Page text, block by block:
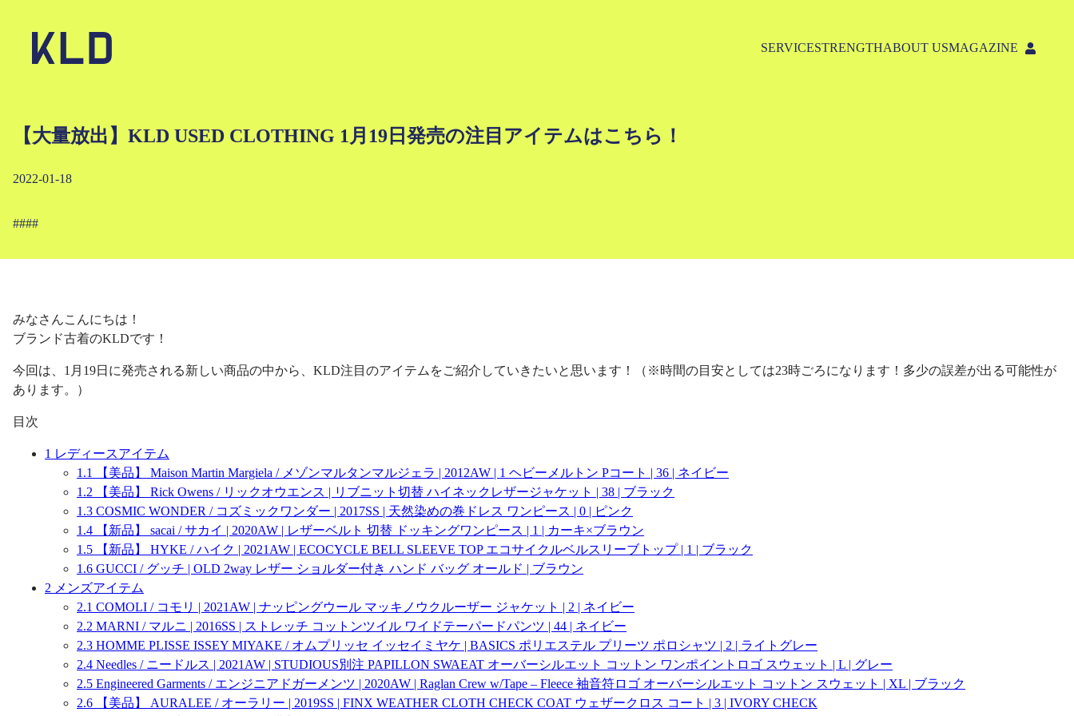
SERVICESTRENGTHABOUT USMAGAZINE
【大量放出】KLD USED CLOTHING 1月19日発売の注目アイテムはこちら！
2022-01-18
####
みなさんこんにちは！
ブランド古着のKLDです！
今回は、1月19日に発売される新しい商品の中から、KLD注目のアイテムをご紹介していきたいと思います！（※時間の目安としては23時ごろになります！多少の誤差が出る可能性が
あります。）
目次
1 レディースアイテム
1.1
【美品】 Maison Martin Margiela / メゾンマルタンマルジェラ | 2012AW | 1 ヘビーメルトン Pコート | 36 | ネイビー
1.2 【美品】 Rick Owens / リックオウエンス | リブニット切替 ハイネックレザージャケット | 38 | ブラック
1.3 COSMIC WONDER / コズミックワンダー | 2017SS | 天然染めの巻ドレス ワンピース | 0 | ピンク
1.4 【新品】 sacai / サカイ | 2020AW | レザーベルト 切替 ドッキングワンピース | 1 | カーキ×ブラウン
1.5 【新品】 HYKE / ハイク | 2021AW | ECOCYCLE BELL SLEEVE TOP エコサイクルベルスリーブトップ | 1 | ブラック
1.6 GUCCI / グッチ | OLD 2way レザー ショルダー付き ハンド バッグ オールド | ブラウン
2 メンズアイテム
2.1 COMOLI / コモリ | 2021AW | ナッピングウール マッキノウクルーザー ジャケット | 2 | ネイビー
2.2 MARNI / マルニ | 2016SS | ストレッチ コットンツイル ワイドテーパードパンツ | 44 | ネイビー
2.3 HOMME PLISSE ISSEY MIYAKE / オムプリッセ イッセイミヤケ | BASICS ポリエステル プリーツ ポロシャツ | 2 | ライトグレー
2.4 Needles / ニードルス | 2021AW | STUDIOUS別注 PAPILLON SWAEAT オーバーシルエット コットン ワンポイントロゴ スウェット | L | グレー
2.5 ​Engineered Garments / エンジニアドガーメンツ | 2020AW | Raglan Crew w/Tape – Fleece 袖音符ロゴ オーバーシルエット コットン スウェット | XL | ブラック
2.6 【美品】 AURALEE / オーラリー | 2019SS | FINX WEATHER CLOTH CHECK COAT ウェザークロス コート | 3 | IVORY CHECK